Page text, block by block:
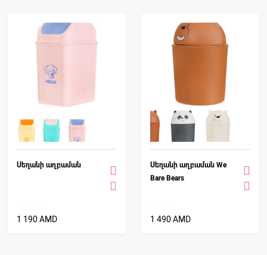
Սեղանի աղբաման
1 190 AMD
Սեղանի աղբաման We
Bare Bears
1 490 AMD